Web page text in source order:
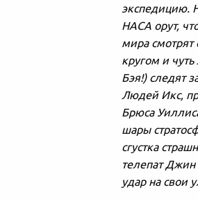
экспедицию.
НАСА орут,
мира
кругом и
Бэя!) следят
Людей Икс,
Брюса
шары
сгустка
телепат
удар на свои